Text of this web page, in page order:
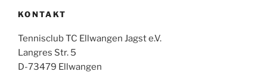
KONTAKT
Tennisclub TC Ellwangen Jagst e.V.
Langres Str. 5
D-73479 Ellwangen